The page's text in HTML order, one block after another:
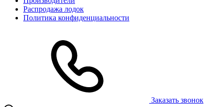
Распродажа лодок
Политика конфиденциальности
Заказать звонок